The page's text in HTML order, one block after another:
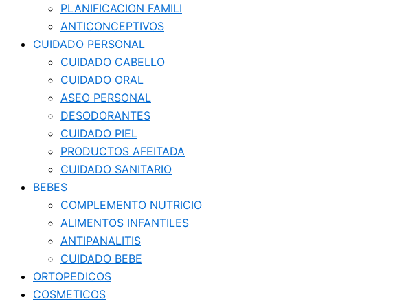
PLANIFICACION FAMILI
ANTICONCEPTIVOS
CUIDADO PERSONAL
CUIDADO CABELLO
CUIDADO ORAL
ASEO PERSONAL
DESODORANTES
CUIDADO PIEL
PRODUCTOS AFEITADA
CUIDADO SANITARIO
BEBES
COMPLEMENTO NUTRICIO
ALIMENTOS INFANTILES
ANTIPANALITIS
CUIDADO BEBE
ORTOPEDICOS
COSMETICOS